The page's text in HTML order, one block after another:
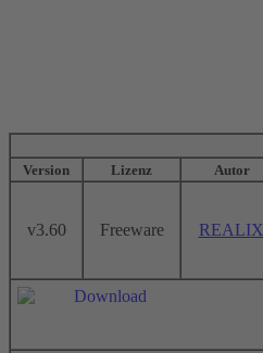
Version Lizenz Autor
v3.60 Freeware REALIX